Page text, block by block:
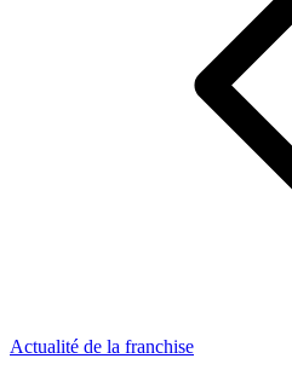
Actualité de la franchise